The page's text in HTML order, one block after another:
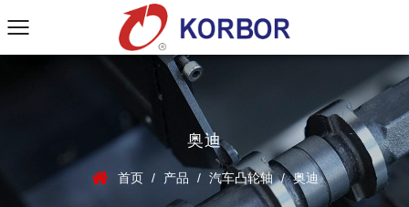
奥迪
首页 / 产品 / 汽车凸轮轴 / 奥迪